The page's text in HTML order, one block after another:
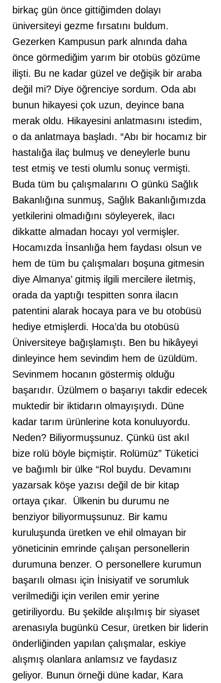
birkaç gün önce gittiğimden dolayı
üniversiteyi gezme fırsatını buldum.
Gezerken Kampusun park alnında daha
önce görmediğim yarım bir otobüs gözüme
ilişti. Bu ne kadar güzel ve değişik bir araba
değil mi? Diye öğrenciye sordum. Oda abı
bunun hikayesi çok uzun, deyince bana
merak oldu. Hikayesini anlatmasını istedim,
o da anlatmaya başladı. “Abı bir hocamız bir
hastalığa ilaç bulmuş ve deneylerle bunu
test etmiş ve testi olumlu sonuç vermişti.
Buda tüm bu çalışmalarını O günkü Sağlık
Bakanlığına sunmuş, Sağlık Bakanlığımızda
yetkilerini olmadığını söyleyerek, ilacı
dikkatte almadan hocayı yol vermişler.
Hocamızda İnsanlığa hem faydası olsun ve
hem de tüm bu çalışmaları boşuna gitmesin
diye Almanya’ gitmiş ilgili mercilere iletmiş,
orada da yaptığı tespitten sonra ilacın
patentini alarak hocaya para ve bu otobüsü
hediye etmişlerdi. Hoca’da bu otobüsü
Üniversiteye bağışlamıştı. Ben bu hikâyeyi
dinleyince hem sevindim hem de üzüldüm.
Sevinmem hocanın göstermiş olduğu
başarıdır. Üzülmem o başarıyı takdir edecek
muktedir bir iktidarın olmayışıydı. Düne
kadar tarım ürünlerine kota konuluyordu.
Neden? Biliyormuşsunuz. Çünkü üst akıl
bize rolü böyle biçmiştir. Rolümüz” Tüketici
ve bağımlı bir ülke “Rol buydu. Devamını
yazarsak köşe yazısı değil de bir kitap
ortaya çıkar. Ülkenin bu durumu ne
benziyor biliyormuşsunuz. Bir kamu
kuruluşunda üretken ve ehil olmayan bir
yöneticinin emrinde çalışan personellerin
durumuna benzer. O personellere kurumun
başarılı olması için İnisiyatif ve sorumluk
verilmediği için verilen emir yerine
getiriliyordu. Bu şekilde alışılmış bir siyaset
arenasıyla bugünkü Cesur, üretken bir liderin
önderliğinden yapılan çalışmalar, eskiye
alışmış olanlara anlamsız ve faydasız
geliyor. Bunun örneği düne kadar, Kara